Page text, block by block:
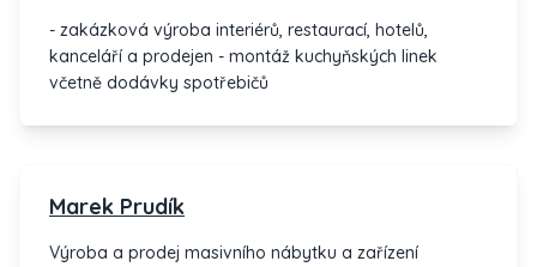
- zakázková výroba interiérů, restaurací, hotelů,
kanceláří a prodejen - montáž kuchyňských linek
včetně dodávky spotřebičů
Marek Prudík
Výroba a prodej masivního nábytku a zařízení